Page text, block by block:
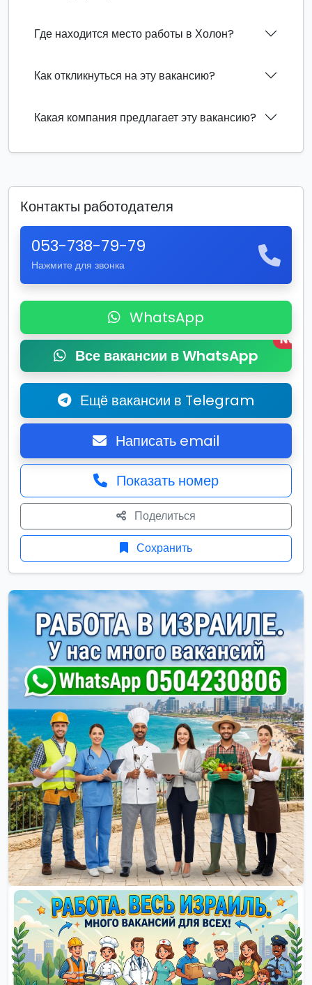
Где находится место работы в Холон?
Как откликнуться на эту вакансию?
Какая компания предлагает эту вакансию?
Контакты работодателя
053-738-79-79
Нажмите для звонка
WhatsApp
Все вакансии в WhatsApp
New
Ещё вакансии в Telegram
Написать email
Показать номер
Поделиться
Сохранить